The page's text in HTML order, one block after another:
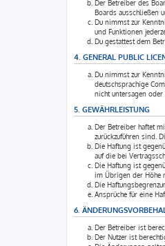
Der Betreiber des
Boards ausschließen
Du nimmst zur
und Funktionen
Du gestattest dem
4. GENERAL PUBLIC
Du nimmst zur
deutschsprachige
nicht untersagen oder
5. GEWÄHRLEISTUNG
Der Betreiber haftet
zurückzuführen sind.
Die Haftung ist
auf die bei
Die Haftung ist
im Übrigen der Höhe
Die
Ansprüche für eine
6.
Der Betreiber ist
Der Nutzer ist